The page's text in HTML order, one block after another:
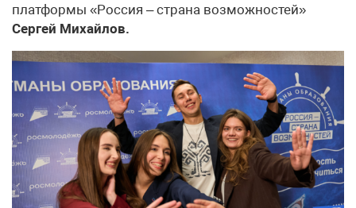
платформы «Россия – страна возможностей»
Сергей Михайлов.